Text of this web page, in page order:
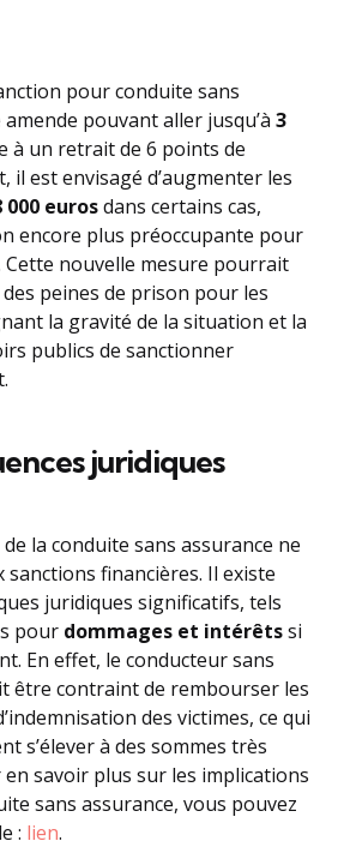
pour conduite sans
pouvant aller jusqu’à 3
à un retrait de 6 points de
il est envisagé d’augmenter les
000 eurosdans certains cas,
encore plus préoccupante pour
Cette nouvelle mesure pourrait
peines de prison pour les
la gravité de la situation et la
publics de sanctionner
juridiques
la conduite sans assurance ne
sanctions financières. Il existe
juridiques significatifs, tels
pour dommages et intérêtssi
En effet, le conducteur sans
être contraint de rembourser les
des victimes, ce qui
s’élever à des sommes très
savoir plus sur les implications
sans assurance, vous pouvez
: lien.